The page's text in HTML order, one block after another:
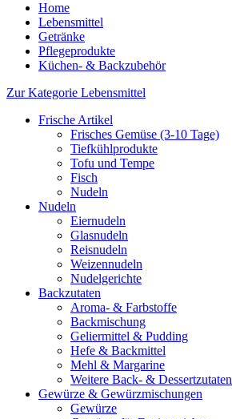
Home
Lebensmittel
Getränke
Pflegeprodukte
Küchen- & Backzubehör
Zur Kategorie Lebensmittel
Frische Artikel
Frisches Gemüse (3-10 Tage)
Tiefkühlprodukte
Tofu und Tempe
Fisch
Nudeln
Nudeln
Eiernudeln
Glasnudeln
Reisnudeln
Weizennudeln
Nudelgerichte
Backzutaten
Aroma- & Farbstoffe
Backmischung
Geliermittel & Pudding
Hefe & Backmittel
Mehl & Margarine
Weitere Back- & Dessertzutaten
Gewürze & Gewürzmischungen
Gewürze